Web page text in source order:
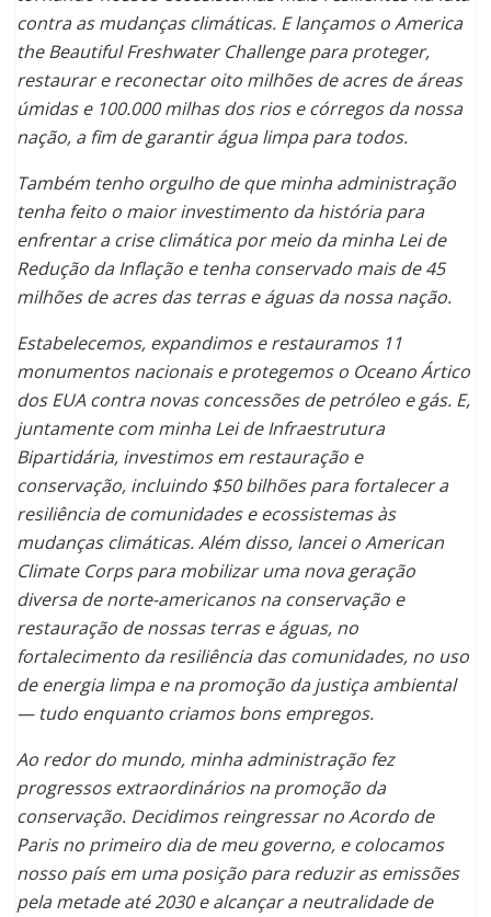
contra as mudanças climáticas. E lançamos o America
the Beautiful Freshwater Challenge para proteger,
restaurar e reconectar oito milhões de acres de áreas
úmidas e 100.000 milhas dos rios e córregos da nossa
nação, a fim de garantir água limpa para todos.
Também tenho orgulho de que minha administração
tenha feito o maior investimento da história para
enfrentar a crise climática por meio da minha Lei de
Redução da Inflação e tenha conservado mais de 45
milhões de acres das terras e águas da nossa nação.
Estabelecemos, expandimos e restauramos 11
monumentos nacionais e protegemos o Oceano Ártico
dos EUA contra novas concessões de petróleo e gás. E,
juntamente com minha Lei de Infraestrutura
Bipartidária, investimos em restauração e
conservação, incluindo $50 bilhões para fortalecer a
resiliência de comunidades e ecossistemas às
mudanças climáticas. Além disso, lancei o American
Climate Corps para mobilizar uma nova geração
diversa de norte-americanos na conservação e
restauração de nossas terras e águas, no
fortalecimento da resiliência das comunidades, no uso
de energia limpa e na promoção da justiça ambiental
— tudo enquanto criamos bons empregos.
Ao redor do mundo, minha administração fez
progressos extraordinários na promoção da
conservação. Decidimos reingressar no Acordo de
Paris no primeiro dia de meu governo, e colocamos
nosso país em uma posição para reduzir as emissões
pela metade até 2030 e alcançar a neutralidade de